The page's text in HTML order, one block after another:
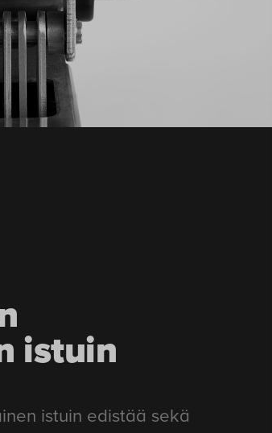
istuin
istuin edistää sekä